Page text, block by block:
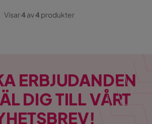
Visar4av4produkter
ERBJUDANDEN
DIG TILL VÅRT